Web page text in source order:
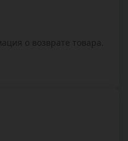
о возврате товара.